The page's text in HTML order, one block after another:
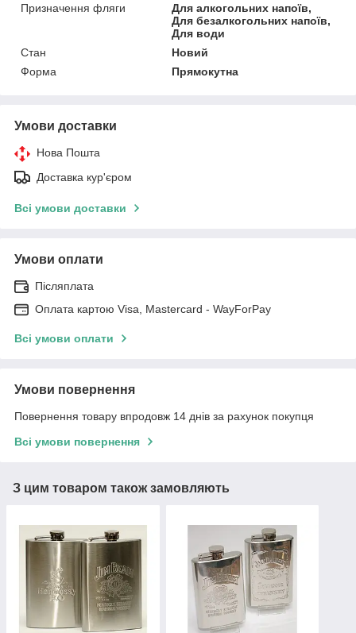
Призначення фляги
Для алкогольних напоїв,
Для безалкогольних напоїв,
Для води
Стан
Новий
Форма
Прямокутна
Умови доставки
Нова Пошта
Доставка кур'єром
Всі умови доставки
Умови оплати
Післяплата
Оплата картою Visa, Mastercard - WayForPay
Всі умови оплати
Умови повернення
Повернення товару впродовж 14 днів за рахунок покупця
Всі умови повернення
З цим товаром також замовляють